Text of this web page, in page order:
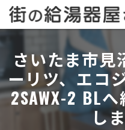
さいたま市見
ーリツ、エコ
2SAWX-2 BL
し